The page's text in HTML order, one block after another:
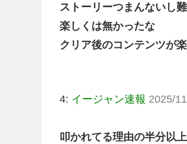
ストーリーつまんないし
楽しくは無かったな
クリア後のコンテンツが
4: イージャン速報 2025/
叩かれてる理由の半分以